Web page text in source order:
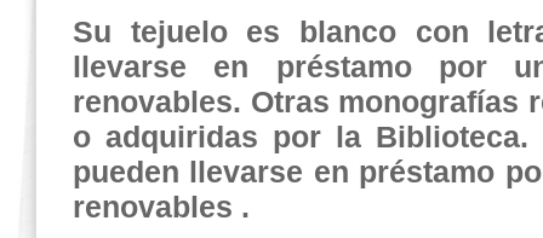
Su tejuelo es blanco con
llevarse en préstamo por
renovables. Otras monografías
o adquiridas por la
pueden llevarse en préstamo
renovables .